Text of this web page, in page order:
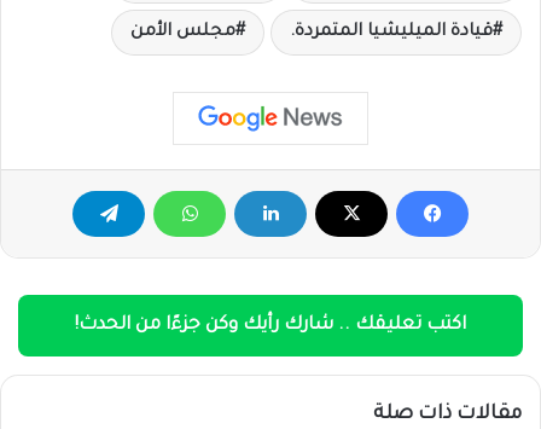
قيادة الميليشيا المتمردة. مجلس الأمن
اكتب تعليقك .. شارك رأيك وكن جزءًا من الحدث!
مقالات ذات صلة